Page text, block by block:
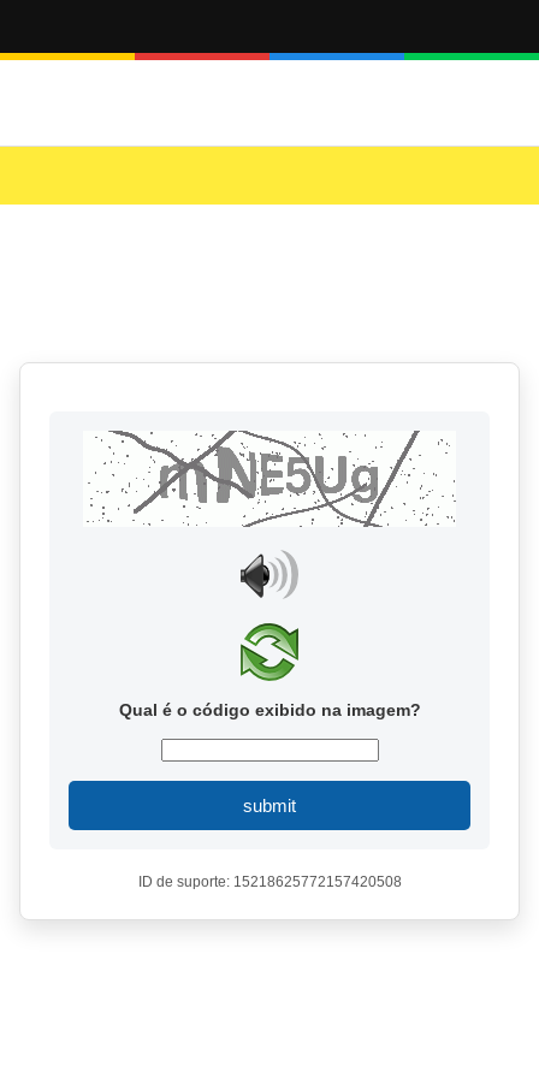
Qual é o código exibido na imagem?
submit
ID de suporte: 15218625772157420508